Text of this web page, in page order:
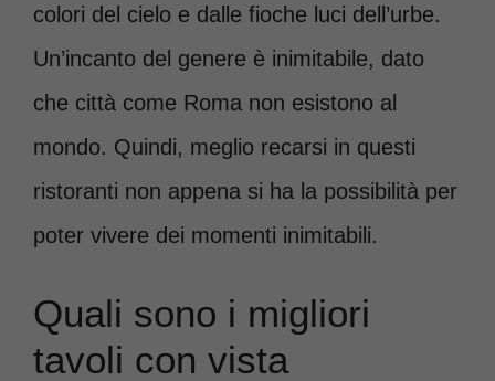
colori del cielo e dalle fioche luci dell’urbe.
Un’incanto del genere è inimitabile, dato
che città come Roma non esistono al
mondo. Quindi, meglio recarsi in questi
ristoranti non appena si ha la possibilità per
poter vivere dei momenti inimitabili.
Quali sono i migliori
tavoli con vista